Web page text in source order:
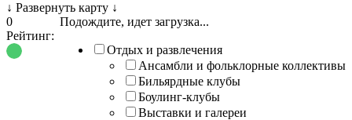
↓ Развернуть карту ↓
Подождите, идет загрузка...
Отдых и развлечения
Ансамбли и фольклорные коллективы
Бильярдные клубы
Боулинг-клубы
Выставки и галереи
0
Рейтинг: